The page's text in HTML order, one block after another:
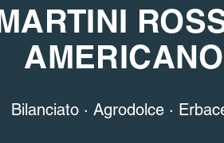
MARTINI
AMERICANO
Bilanciato · Agrodolce ·